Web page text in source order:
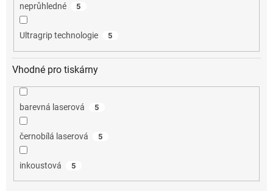
neprůhledné 5
Ultragrip technologie 5
Vhodné pro tiskárny
barevná laserová 5
černobílá laserová 5
inkoustová 5